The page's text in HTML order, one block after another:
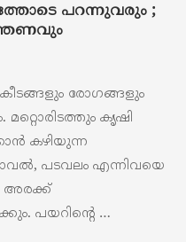
പറന്നുവരും ;
കീടങ്ങളും രോഗങ്ങളും
മറ്റൊരിടത്തും കൃഷി
കഴിയുന്ന
പടവലം എന്നിവയെ
അരക്ക്
പയറിന്റെ …